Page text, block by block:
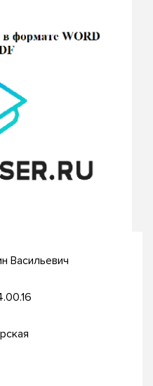
Васильевич